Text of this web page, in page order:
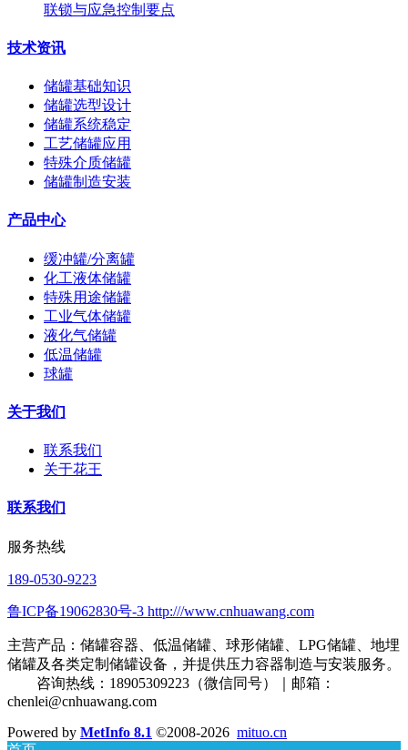
联锁与应急控制要点
技术资讯
储罐基础知识
储罐选型设计
储罐系统稳定
工艺储罐应用
特殊介质储罐
储罐制造安装
产品中心
缓冲罐/分离罐
化工液体储罐
特殊用途储罐
工业气体储罐
液化气储罐
低温储罐
球罐
关于我们
联系我们
关于花王
联系我们
服务热线
189-0530-9223
鲁ICP备19062830号-3 http:///www.cnhuawang.com
主营产品：储罐容器、低温储罐、球形储罐、LPG储罐、地埋
储罐及各类定制储罐设备，并提供压力容器制造与安装服务。
咨询热线：18905309223（微信同号）｜邮箱：
chenlei@cnhuawang.com
Powered by MetInfo 8.1 ©2008-2026 mituo.cn